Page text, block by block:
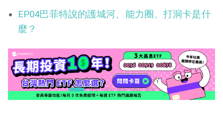
EP04巴菲特說的護城河、能力圈、打洞卡是什
麼？